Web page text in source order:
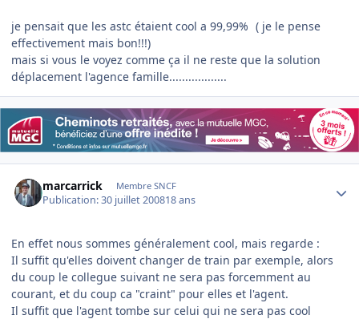
je pensait que les astc étaient cool a 99,99% ( je le pense
effectivement mais bon!!!)
mais si vous le voyez comme ça il ne reste que la solution
déplacement l'agence famille..................
marcarrick Membre SNCF
Publication:30 juillet 200818 ans
En effet nous sommes généralement cool, mais regarde :
Il suffit qu'elles doivent changer de train par exemple, alors
du coup le collegue suivant ne sera pas forcemment au
courant, et du coup ca "craint" pour elles et l'agent.
Il suffit que l'agent tombe sur celui qui ne sera pas cool